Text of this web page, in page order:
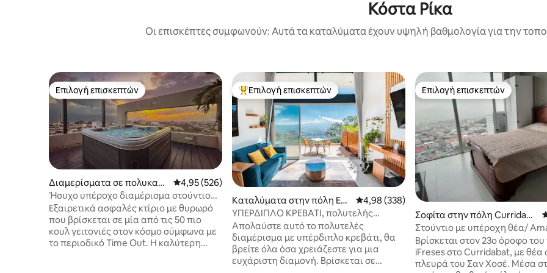
Κόστα Ρίκα
Οι επισκέπτες συμφωνούν: Αυτά τα καταλύματα έχουν υψηλή βαθμολογία για την
Επιλογή επισκεπτών
Επιλογή επισκεπτών
Διαμερίσματα σε πολυκατο
ικία στην πόλη San José
Μέση βαθμολογία: 4,95 στα 5, 526 κριτικές
4,95 (526)
Ήσυχο υπέροχο διαμέρισμα στούντιο
με κρεβάτι queen size + τζακούζι
Εξαιρετικά ασφαλές κτίριο με θυρωρό
που βρίσκεται σε μία από τις 50 πιο
κουλ γειτονιές στον κόσμο σύμφωνα με
το περιοδικό Time Out. Η καλύτερη
Κορυφαία επιλογή επισκεπτών
Επιλογή επισκεπτών
Καταλύματα στην πόλη Esc
azu
Μέση βαθμολογία: 4,98 στα 5, 338 κριτικές
4,98 (338)
ΥΠΕΡΔΙΠΛΟ ΚΡΕΒΑΤΙ, πολυτελής
διαμονή, @ HillView, χώροι πρασίνου,
κλιματισμός
Απολαύστε αυτό το πολυτελές
διαμέρισμα με υπέρδιπλο κρεβάτι, θα
βρείτε όλα όσα χρειάζεστε για μια
ευχάριστη διαμονή. Βρίσκεται σε
Επιλογή επισκεπτών
Επιλογή επισκεπτών
Σοφίτα στην πόλη Curridaba
t
Στούντιο με υπέροχη θέα/
View Studio
Βρίσκεται στον 23ο όροφο
iFreses στο Curridabat, με θέα
πλευρά του Σαν Χοσέ. Μέσα